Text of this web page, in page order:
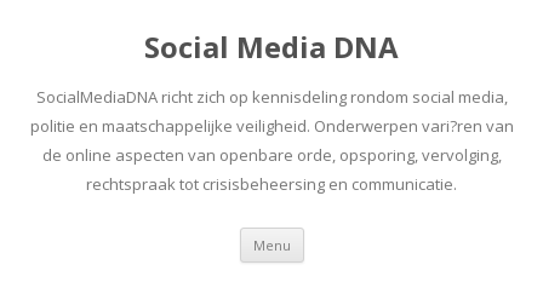
Social Media DNA
SocialMediaDNA richt zich op kennisdeling rondom social media,
politie en maatschappelijke veiligheid. Onderwerpen vari?ren van
de online aspecten van openbare orde, opsporing, vervolging,
rechtspraak tot crisisbeheersing en communicatie.
Menu Spring
inhoud